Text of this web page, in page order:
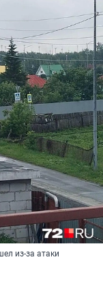
из-за атаки